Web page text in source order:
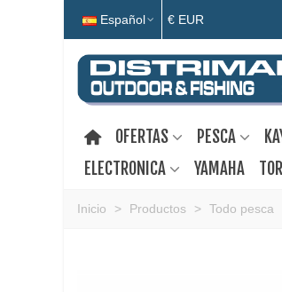
Español € EUR
OFERTAS PESCA
ELECTRONICA
YAMAHA
Inicio > Productos > Todo pesca